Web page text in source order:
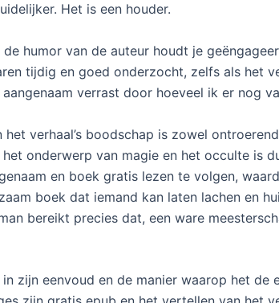
Het is een houder.
humor van de auteur houdt je
tijdig en goed onderzocht, zelfs als het
verrast door hoeveel ik er nog
verhaal’s boodschap is zowel
het onderwerp van magie en het occulte is
en boek gratis lezen te volgen,
boek dat iemand kan laten lachen en
bereikt precies dat, een ware
zijn eenvoud en de manier waarop het de